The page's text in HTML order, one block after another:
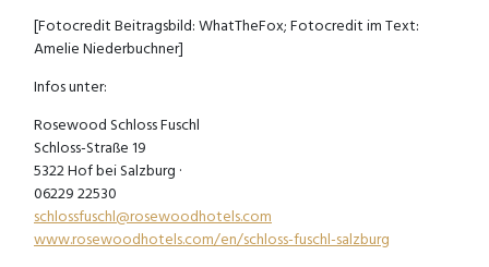
[Fotocredit Beitragsbild: WhatTheFox; Fotocredit im Text:
Amelie Niederbuchner]
Infos unter:
Rosewood Schloss Fuschl
Schloss-Straße 19
5322 Hof bei Salzburg ·
06229 22530
schlossfuschl@rosewoodhotels.com
www.rosewoodhotels.com/en/schloss-fuschl-salzburg